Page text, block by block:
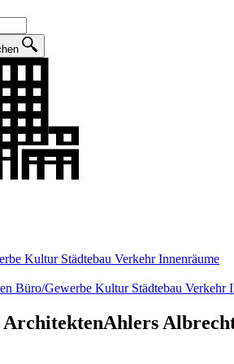
Kultur Städtebau VerkehrInnenräume
Büro/Gewerbe Kultur Städtebau Verkehr
Ahlers